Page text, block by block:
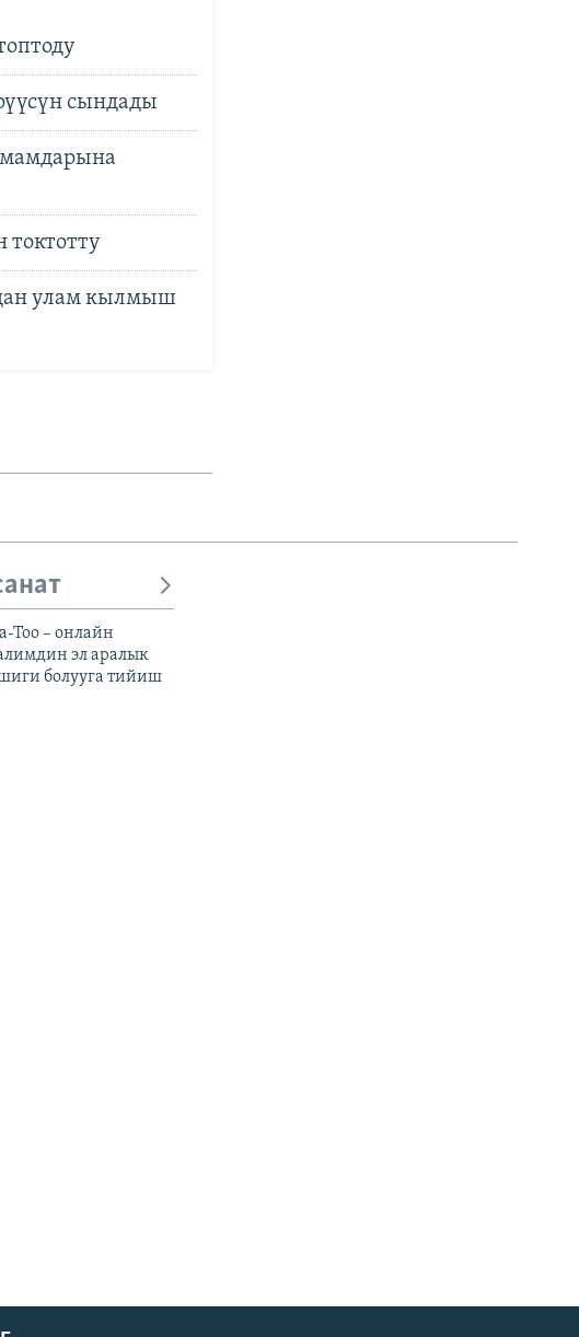
сындады
улам кылмыш
Тоо – онлайн
эл аралык
болууга тийиш